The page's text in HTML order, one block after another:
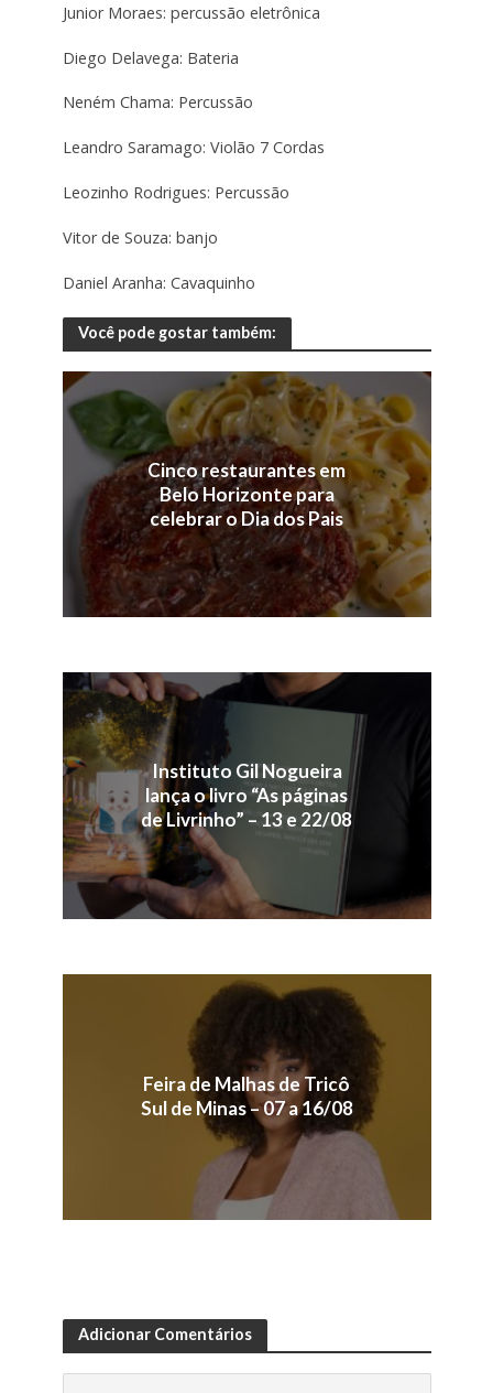
Junior Moraes: percussão eletrônica
Diego Delavega: Bateria
Neném Chama: Percussão
Leandro Saramago: Violão 7 Cordas
Leozinho Rodrigues: Percussão
Vitor de Souza: banjo
Daniel Aranha: Cavaquinho
Você pode gostar também:
Cinco restaurantes em
Belo Horizonte para
celebrar o Dia dos Pais
Instituto Gil Nogueira
lança o livro “As páginas
de Livrinho” – 13 e 22/08
Feira de Malhas de Tricô
Sul de Minas – 07 a 16/08
Adicionar Comentários